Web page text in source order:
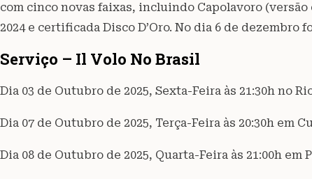
com cinco novas faixas, incluindo Capolavoro
2024 e certificada Disco D’Oro. No dia 6 de dezembro
Serviço – Il Volo No Brasil
Dia 03 de Outubro de 2025, Sexta-Feira às 21:30h no
Dia 07 de Outubro de 2025, Terça-Feira às 20:30h em
Dia 08 de Outubro de 2025, Quarta-Feira às 21:00h